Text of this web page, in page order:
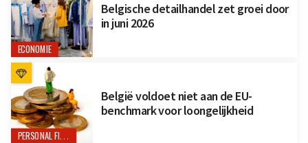
ECONOMIE
Belgische detailhandel zet groei door
in juni 2026
PERSONAL FINANCE
België voldoet niet aan de EU-
benchmark voor loongelijkheid